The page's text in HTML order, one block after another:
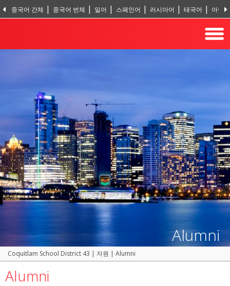
중국어 간체 중국어 번체 일어 스페인어 러시아어 태국어 아랍어
Alumni
Coquitlam School District 43 | 자원 | Alumni
Alumni